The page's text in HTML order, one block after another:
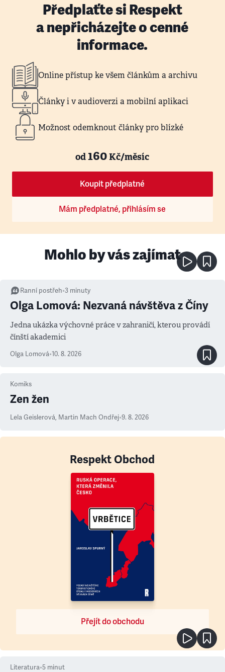
Předplaťte si Respekt
a nepřicházejte o cenné
informace.
Online přístup ke všem článkům a archivu
Články i v audioverzi a mobilní aplikaci
Možnost odemknout články pro blízké
od160Kč/měsíc
Koupit předplatné
Mám předplatné, přihlásím se
Mohlo by vás zajímat
Ranní postřeh•3 minuty
Olga Lomová: Nezvaná návštěva z Číny
Jedna ukázka výchovné práce v zahraničí, kterou provádí
čínští akademici
Olga Lomová•10. 8. 2026
Komiks
Zen žen
Lela Geislerová, Martin Mach Ondřej•9. 8. 2026
Respekt Obchod
Přejít do obchodu
Literatura•5 minut